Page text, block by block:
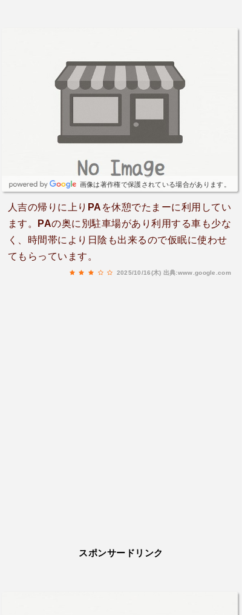
画像は著作権で保護されている場合があります。
人吉の帰りに上りPAを休憩でたまーに利用してい
ます。PAの奥に別駐車場があり利用する車も少な
く、時間帯により日陰も出来るので仮眠に使わせ
てもらっています。
2025/10/16(木) 出典:www.google.com
スポンサードリンク